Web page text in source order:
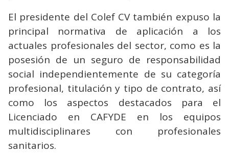
El presidente del Colef CV también expuso la
principal normativa de aplicación a los
actuales profesionales del sector, como es la
posesión de un seguro de responsabilidad
social independientemente de su categoría
profesional, titulación y tipo de contrato, así
como los aspectos destacados para el
Licenciado en CAFYDE en los equipos
multidisciplinares con profesionales
sanitarios.